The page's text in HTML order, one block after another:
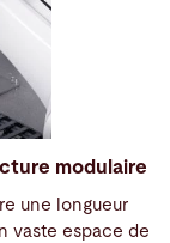
modulaire
une longueur
vaste espace de